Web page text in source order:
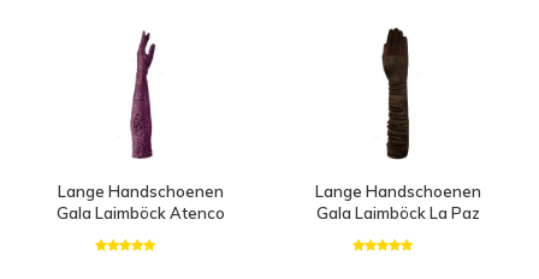
Lange Handschoenen
Gala Laimböck Atenco
Lange Handschoenen
Gala Laimböck La Paz